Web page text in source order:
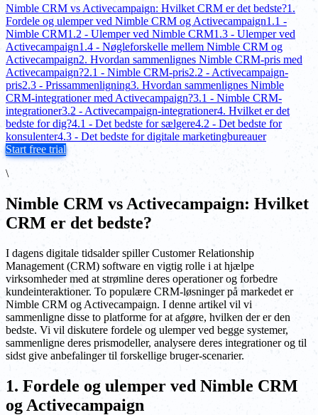
Nimble CRM vs Activecampaign: Hvilket CRM er det bedste?1.
Fordele og ulemper ved Nimble CRM og Activecampaign1.1 -
Nimble CRM1.2 - Ulemper ved Nimble CRM1.3 - Ulemper ved
Activecampaign1.4 - Nøgleforskelle mellem Nimble CRM og
Activecampaign2. Hvordan sammenlignes Nimble CRM-pris med
Activecampaign?2.1 - Nimble CRM-pris2.2 - Activecampaign-
pris2.3 - Prissammenligning3. Hvordan sammenlignes Nimble
CRM-integrationer med Activecampaign?3.1 - Nimble CRM-
integrationer3.2 - Activecampaign-integrationer4. Hvilket er det
bedste for dig?4.1 - Det bedste for sælgere4.2 - Det bedste for
konsulenter4.3 - Det bedste for digitale marketingbureauer
Start free trial
\
Nimble CRM vs Activecampaign: Hvilket
CRM er det bedste?
I dagens digitale tidsalder spiller Customer Relationship
Management (CRM) software en vigtig rolle i at hjælpe
virksomheder med at strømline deres operationer og forbedre
kundeinteraktioner. To populære CRM-løsninger på markedet er
Nimble CRM og Activecampaign. I denne artikel vil vi
sammenligne disse to platforme for at afgøre, hvilken der er den
bedste. Vi vil diskutere fordele og ulemper ved begge systemer,
sammenligne deres prismodeller, analysere deres integrationer og til
sidst give anbefalinger til forskellige bruger-scenarier.
1. Fordele og ulemper ved Nimble CRM
og Activecampaign